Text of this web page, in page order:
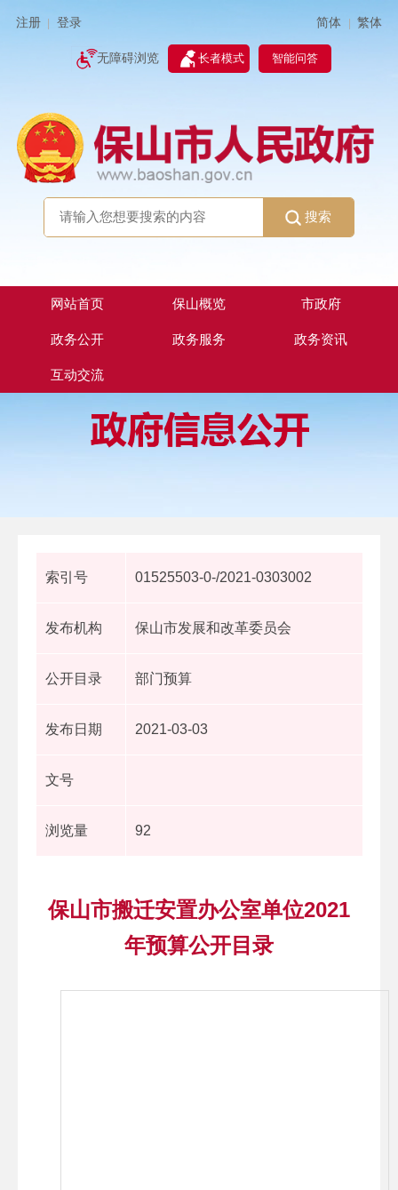
注册 登录 简体 | 繁体
无障碍浏览 长者模式 智能问答
搜索
网站首页 保山概览 市政府
政务公开 政务服务 政务资讯
互动交流
索引号 01525503-0-/2021-0303002
发布机构 保山市发展和改革委员会
公开目录 部门预算
发布日期 2021-03-03
文号
浏览量 92
保山市搬迁安置办公室单位2021
年预算公开目录